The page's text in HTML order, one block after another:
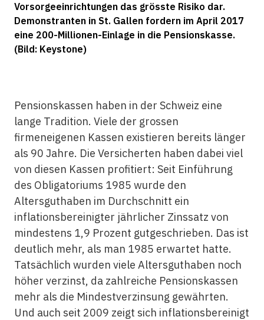
Vorsorgeeinrichtungen das grösste Risiko dar.
Demonstranten in St. Gallen fordern im April 2017
eine 200-Millionen-Einlage in die Pensionskasse.
(Bild: Keystone)
Pensionskassen haben in der Schweiz eine
lange Tradition. Viele der grossen
firmeneigenen Kassen existieren bereits länger
als 90 Jahre. Die Versicherten haben dabei viel
von diesen Kassen profitiert: Seit Einführung
des Obligatoriums 1985 wurde den
Altersguthaben im Durchschnitt ein
inflationsbereinigter jährlicher Zinssatz von
mindestens 1,9 Prozent gutgeschrieben. Das ist
deutlich mehr, als man 1985 erwartet hatte.
Tatsächlich wurden viele Altersguthaben noch
höher verzinst, da zahlreiche Pensionskassen
mehr als die Mindestverzinsung gewährten.
Und auch seit 2009 zeigt sich inflationsbereinigt